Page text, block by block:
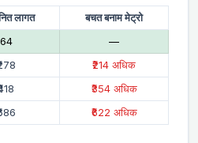
लागत
बचत बनाम मेट्रो
₹64
—
₹214 अधिक
₹354 अधिक
₹622 अधिक